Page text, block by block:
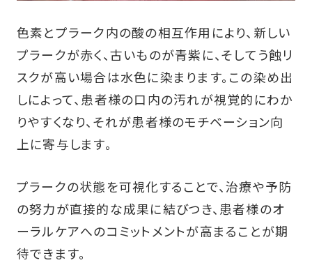
色素とプラーク内の酸の相互作用により、新しい
プラークが赤く、古いものが青紫に、そしてう蝕リ
スクが高い場合は水色に染まります。この染め出
しによって、患者様の口内の汚れが視覚的にわか
りやすくなり、それが患者様のモチベーション向
上に寄与します。
プラークの状態を可視化することで、治療や予防
の努力が直接的な成果に結びつき、患者様のオ
ーラルケアへのコミットメントが高まることが期
待できます。